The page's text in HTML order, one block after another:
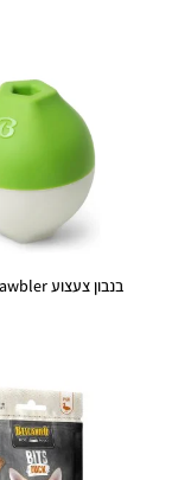
בנבון צעצוע Pawbler לחטיפים